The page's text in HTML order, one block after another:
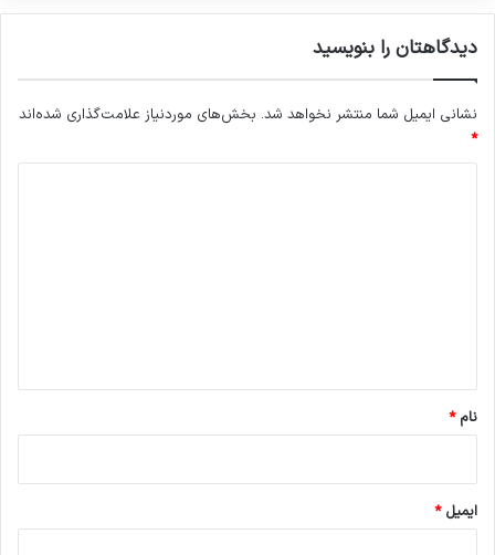
دیدگاهتان را بنویسید
نشانی ایمیل شما منتشر نخواهد شد. بخش‌های موردنیاز علامت‌گذاری شده‌اند
*
نام*
ایمیل*